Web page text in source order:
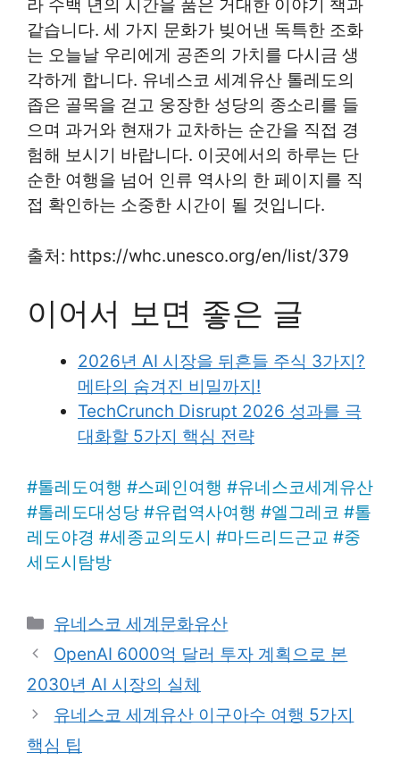
라 수백 년의 시간을 품은 거대한 이야기 책과
같습니다. 세 가지 문화가 빚어낸 독특한 조화
는 오늘날 우리에게 공존의 가치를 다시금 생
각하게 합니다. 유네스코 세계유산 톨레도의
좁은 골목을 걷고 웅장한 성당의 종소리를 들
으며 과거와 현재가 교차하는 순간을 직접 경
험해 보시기 바랍니다. 이곳에서의 하루는 단
순한 여행을 넘어 인류 역사의 한 페이지를 직
접 확인하는 소중한 시간이 될 것입니다.
출처: https://whc.unesco.org/en/list/379
이어서 보면 좋은 글
2026년 AI 시장을 뒤흔들 주식 3가지?
메타의 숨겨진 비밀까지!
TechCrunch Disrupt 2026 성과를 극
대화할 5가지 핵심 전략
#톨레도여행 #스페인여행 #유네스코세계유산
#톨레도대성당 #유럽역사여행 #엘그레코 #톨
레도야경 #세종교의도시 #마드리드근교 #중
세도시탐방
Categories
유네스코 세계문화유산
OpenAI 6000억 달러 투자 계획으로 본
2030년 AI 시장의 실체
유네스코 세계유산 이구아수 여행 5가지
핵심 팁